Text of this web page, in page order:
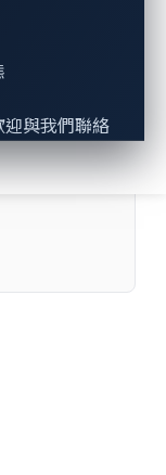
迎與我們聯絡
Trend
VicOne 承
技術與經
安全防護能
戶打造兼具
品與系統。